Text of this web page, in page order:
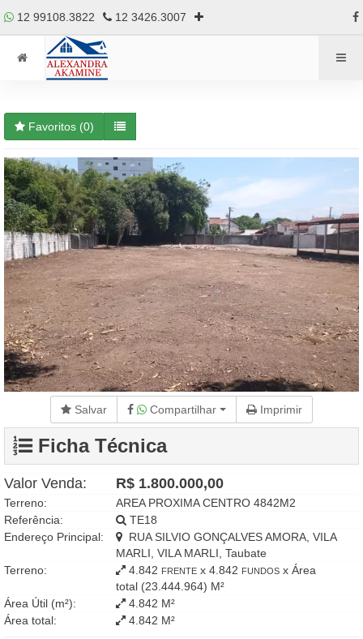
12 99108.3822 12 3426.3007
Favoritos (0)
Salvar Compartilhar Imprimir
Ficha Técnica
Valor Venda: R$ 1.800.000,00
Terreno:
AREA PROXIMA CENTRO 4842M2
Referência:
TE18
Endereço Principal:
RUA SILVIO GONÇALVES AMORA, VILA
MARLI, VILA MARLI, Taubate
Terreno:
4.842 FRENTE x 4.842 FUNDOS x Área
total (23.444.964) M²
Área Útil (m²):
4.842 M²
Área total:
4.842 M²